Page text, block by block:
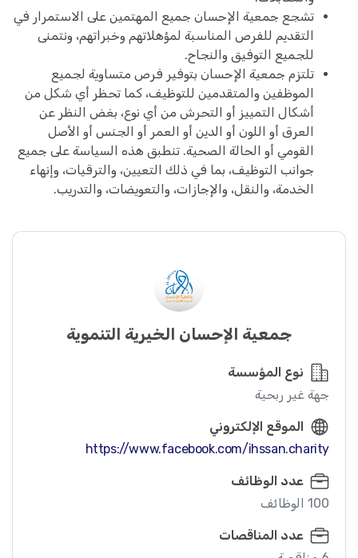
تشجع جمعية الإحسان جميع المهتمين على الاستمرار في
التقديم للفرص المناسبة لمؤهلاتهم وخبراتهم، ونتمنى
للجميع التوفيق والنجاح.
تلتزم جمعية الإحسان بتوفير فرص متساوية لجميع
الموظفين والمتقدمين للتوظيف، كما تحظر أي شكل من
أشكال التمييز أو التحرش من أي نوع، بغض النظر عن
العرق أو اللون أو الدين أو العمر أو الجنس أو الأصل
القومي أو الحالة الصحية. تنطبق هذه السياسة على جميع
جوانب التوظيف، بما في ذلك التعيين، والترقيات، وإنهاء
الخدمة، والنقل، والإجازات، والتعويضات، والتدريب.
جمعية الإحسان الخيرية التنموية
نوع المؤسسة
جهة غير ربحية
الموقع الإلكتروني
https://www.facebook.com/ihssan.charity
عدد الوظائف
100 الوظائف
عدد المناقصات